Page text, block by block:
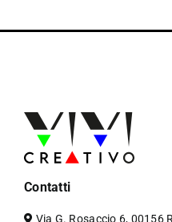
Contatti
Via G. Rosaccio 6, 00156